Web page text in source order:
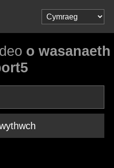
o wasanaeth